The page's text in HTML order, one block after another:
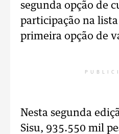
segunda opção de
participação na
primeira opção de
Nesta segunda
Sisu, 935.550 mil